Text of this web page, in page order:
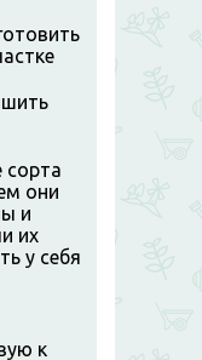
сорта
они
и
их
у себя
к